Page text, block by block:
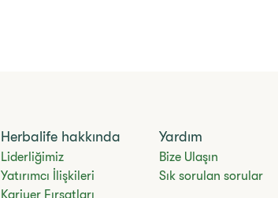
Herbalife hakkında
Liderliğimiz
Yatırımcı İlişkileri
Kariyer Fırsatları
Yardım
Bize Ulaşın
Sık sorulan sorular